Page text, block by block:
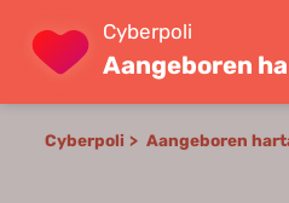
Cyberpoli
Aangeboren
Cyberpoli Aangeboren